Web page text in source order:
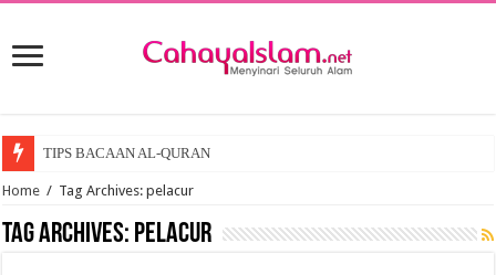
TIPS BACAAN AL-QURAN
Home / Tag Archives: pelacur
Tag Archives: pelacur